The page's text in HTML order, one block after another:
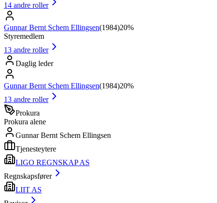
14 andre roller
Gunnar Bernt Schem Ellingsen(1984)20%
Styremedlem
13 andre roller
Daglig leder
Gunnar Bernt Schem Ellingsen(1984)20%
13 andre roller
Prokura
Prokura alene
Gunnar Bernt Schem Ellingsen
Tjenesteytere
LIGO REGNSKAP AS
Regnskapsfører
LIIT AS